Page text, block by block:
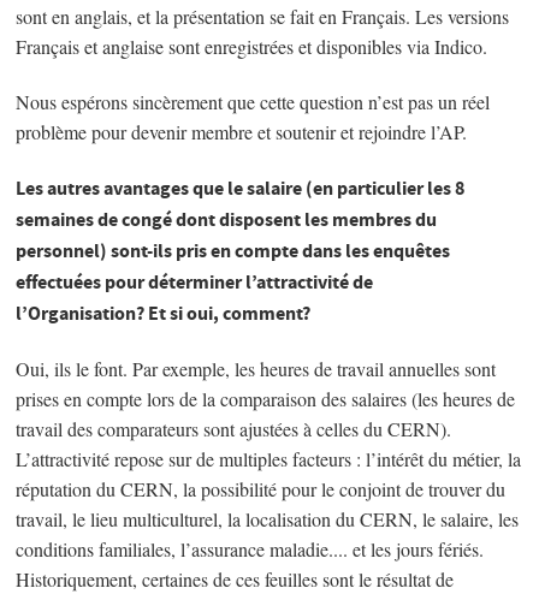
sont en anglais, et la présentation se fait en Français. Les versions
Français et anglaise sont enregistrées et disponibles via Indico.
Nous espérons sincèrement que cette question n’est pas un réel
problème pour devenir membre et soutenir et rejoindre l’AP.
Les autres avantages que le salaire (en particulier les 8
semaines de congé dont disposent les membres du
personnel) sont-ils pris en compte dans les enquêtes
effectuées pour déterminer l’attractivité de
l’Organisation?Et si oui, comment?
Oui, ils le font. Par exemple, les heures de travail annuelles sont
prises en compte lors de la comparaison des salaires (les heures de
travail des comparateurs sont ajustées à celles du CERN).
L’attractivité repose sur de multiples facteurs : l’intérêt du métier, la
réputation du CERN, la possibilité pour le conjoint de trouver du
travail, le lieu multiculturel, la localisation du CERN, le salaire, les
conditions familiales, l’assurance maladie.... et les jours fériés.
Historiquement, certaines de ces feuilles sont le résultat de